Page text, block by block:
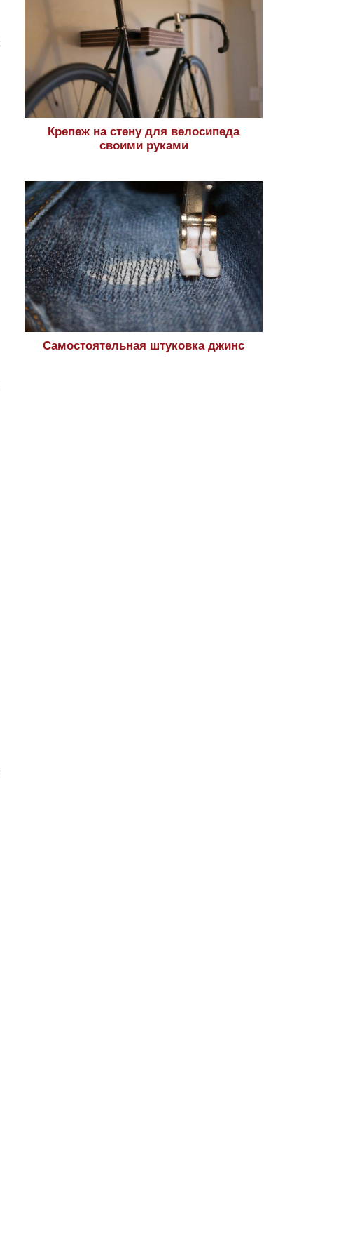
Крепеж на стену для велосипеда
своими руками
Самостоятельная штуковка джинс